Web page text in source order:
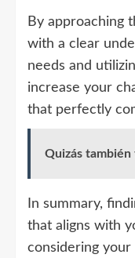
By approaching
with a clear
needs and
increase your
that perfectly
Quizás
In summary,
that aligns with
considering